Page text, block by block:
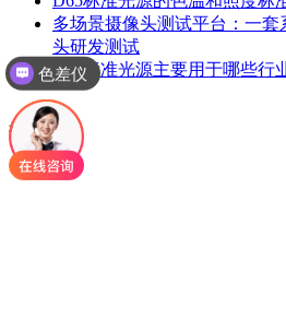
多场景摄像头测试平台：一
头研发测试
D65标准光源主要用于哪些行
推荐产品
色差仪